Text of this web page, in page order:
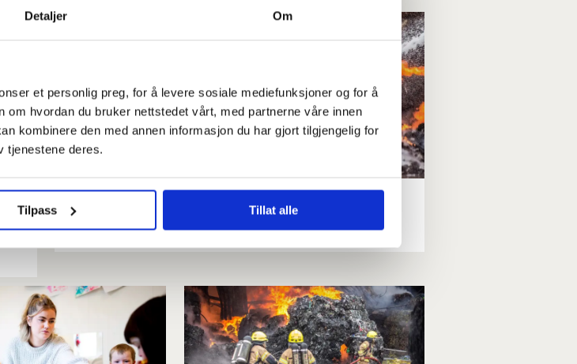
Detaljer Om
et personlig preg, for å levere sosiale mediefunksjoner og for å
hvordan du bruker nettstedet vårt, med partnerne våre innen
kombinere den med annen informasjon du har gjort tilgjengelig for
tjenestene deres.
Tilpass Tillat alle
Tar kampen for
særaldersgrensene